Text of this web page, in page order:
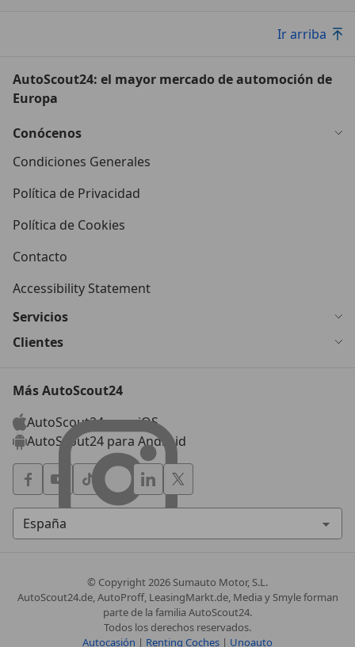
Ir arriba
AutoScout24: el mayor mercado de automoción de
Europa
Conócenos
Condiciones Generales
Política de Privacidad
Política de Cookies
Contacto
Accessibility Statement
Servicios
Clientes
Más AutoScout24
AutoScout24 para iOS
AutoScout24 para Android
© Copyright2026 Sumauto Motor, S.L.
AutoScout24.de, AutoProff, LeasingMarkt.de, Media y Smyle forman
parte de la familia AutoScout24.
Todos los derechos reservados.
Autocasión | Renting Coches | Unoauto